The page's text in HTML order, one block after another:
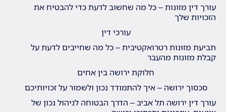
עורך דין מזונות – כל מה שחשוב לדעת כדי להבטיח את
הזכויות שלך
עורכי דין
תביעת מזונות רטרואקטיבית – כל מה שחייבים לדעת על
קבלת מזונות מהעבר
חלוקת ירושה בין אחים
סכסוך ירושה – איך להתמודד נכון ולשמור על זכויותיכם
עורך דין ירושה תל אביב – הדרך הבטוחה לניהול נכון של